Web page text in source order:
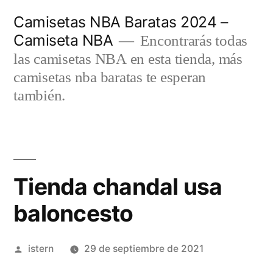
contenido
Camisetas NBA Baratas 2024 –
Camiseta NBA
Encontrarás todas
las camisetas NBA en esta tienda, más
camisetas nba baratas te esperan
también.
Tienda chandal usa
baloncesto
Publicado
istern 29 de septiembre de 2021